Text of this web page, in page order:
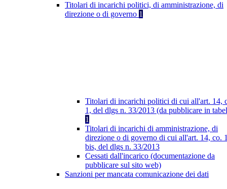
Titolari di incarichi politici, di amministrazione, di
direzione o di governo 1
Titolari di incarichi politici di cui all'art. 14,
1, del dlgs n. 33/2013 (da pubblicare in
1
Titolari di incarichi di amministrazione, di
direzione o di governo di cui all'art. 14, co.
bis, del dlgs n. 33/2013
Cessati dall'incarico (documentazione da
pubblicare sul sito web)
Sanzioni per mancata comunicazione dei dati